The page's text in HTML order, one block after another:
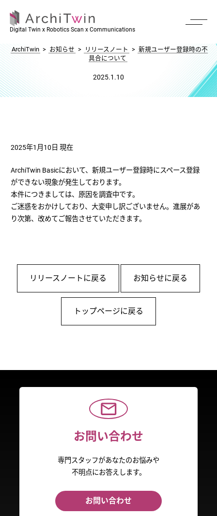
Digital Twin x Robotics Scan x Communications
新規ユーザー登録時の不具合について
ArchiTwin > お知らせ > リリースノート > 新規ユーザー登録時の不
具合について
2025.1.10
2025年1月10日 現在
ArchiTwin Basicにおいて、新規ユーザー登録時にスペース登録
ができない現象が発生しております。
本件につきましては、原因を調査中です。
ご迷惑をおかけしており、大変申し訳ございません。進展があ
り次第、改めてご報告させていただきます。
リリースノートに戻る お知らせに戻る
トップページに戻る
お問い合わせ
専門スタッフがあなたのお悩みや
不明点にお答えします。
お問い合わせ